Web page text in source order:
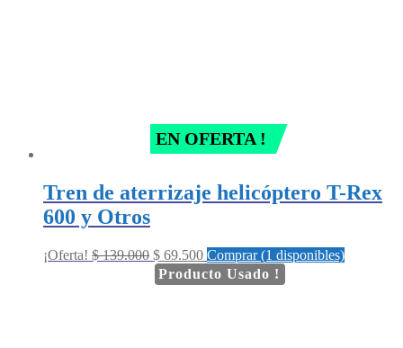
EN OFERTA !
Tren de aterrizaje helicóptero T-Rex
600 y Otros
¡Oferta! $139.000 Original
price
was:
$ 69.500Current
price
is:
Comprar (1 disponibles)
Producto Usado !